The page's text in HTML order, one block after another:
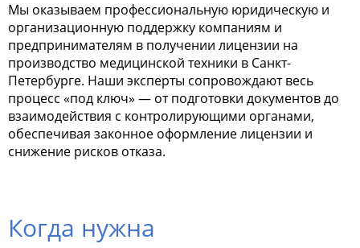
Мы оказываем профессиональную юридическую и
организационную поддержку компаниям и
предпринимателям в получении лицензии на
производство медицинской техники в Санкт-
Петербурге. Наши эксперты сопровождают весь
процесс «под ключ» — от подготовки документов до
взаимодействия с контролирующими органами,
обеспечивая законное оформление лицензии и
снижение рисков отказа.
Когда нужна